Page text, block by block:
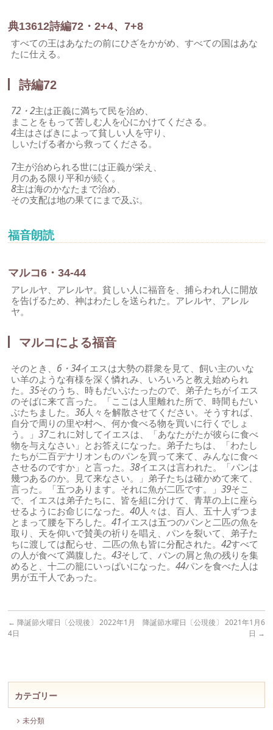
典13612詩編72・2+4、7+8
すべての王はあなたの前にひざをかがめ、すべての国はあな
たに仕える。
詩編72
72・2主は正義に満ちて民を治め、
まことをもって苦しむ人を心にかけてくださる。
4主はさばきによって貧しい人を守り、
しいたげる者から救ってくださる。
7主が治められる世には正義が栄え、
月のある限り平和が続く。
8主は海のかなたまで治め、
その支配は地の果てにまで及ぶ。
福音朗読
マルコ6・34-44
アレルヤ、アレルヤ。貧しい人に福音を、捕らわれ人に開放
を告げるため、神はわたしを送られた。アレルヤ、アレル
ヤ。
マルコによる福音
そのとき、 6・34イエスは大勢の群衆を見て、飼い主のいな
い羊のような有様を深く憐れみ、いろいろと教え始められ
た。35そのうち、時もだいぶたったので、弟子たちがイエス
のそばに来て言った。「ここは人里離れた所で、時間もだい
ぶたちました。36人々を解散させてください。そうすれば、
自分で周りの里や村へ、何か食べる物を買いに行くでしょ
う。」37これに対してイエスは、「あなたがたが彼らに食べ
物を与えなさい」とお答えになった。弟子たちは、「わたし
たちが二百デナリオンものパンを買って来て、みんなに食べ
させるのですか」と言った。38イエスは言われた。「パンは
幾つあるのか。見て来なさい。」弟子たちは確かめて来て、
言った。「五つあります。それに魚が二匹です。」39そこ
で、イエスは弟子たちに、皆を組に分けて、青草の上に座ら
せるようにお命じになった。40人々は、百人、五十人ずつま
とまって腰を下ろした。41イエスは五つのパンと二匹の魚を
取り、天を仰いで賛美の祈りを唱え、パンを裂いて、弟子た
ちに渡しては配らせ、二匹の魚も皆に分配された。42すべて
の人が食べて満腹した。43そして、パンの屑と魚の残りを集
めると、十二の籠にいっぱいになった。44パンを食べた人は
男が五千人であった。
← 降誕節火曜日〔公現後〕 2022年1月
4日
降誕節水曜日〔公現後〕 2021年1月6
日 →
カテゴリー
未分類